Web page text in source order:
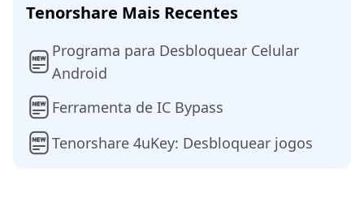
Tenorshare Mais Recentes
Programa para Desbloquear Celular
Android
Ferramenta de IC Bypass
Tenorshare 4uKey: Desbloquear jogos